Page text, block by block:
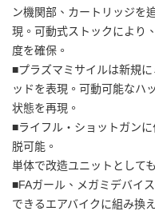
ン機関部、カートリッジを
現。可動式ストックにより
度を確保。
■プラズマミサイルは新規
ッドを表現。可動可能なハ
状態を再現。
■ライフル・ショットガン
脱可能。
単体で改造ユニットとして
■FAガール、メガミデバイ
できるエアバイクに組み換